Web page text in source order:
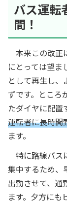
バス運転
間！
本来この改正
にとっては望ま
として再生し
ずです。ところ
たダイヤに配置
運転者に長時間
ます。
特に路線バス
集中するため、
出勤させて、通
ます。夕方にも